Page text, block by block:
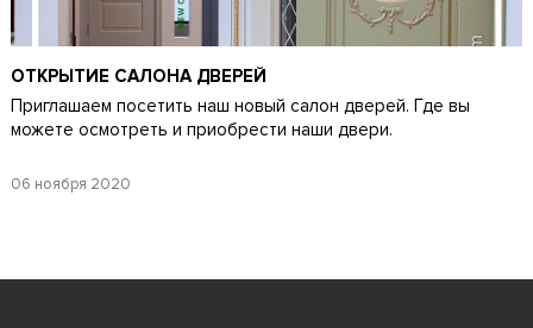
ОТКРЫТИЕ САЛОНА ДВЕРЕЙ
Приглашаем посетить наш новый салон дверей. Где вы
можете осмотреть и приобрести наши двери.
06 ноября 2020